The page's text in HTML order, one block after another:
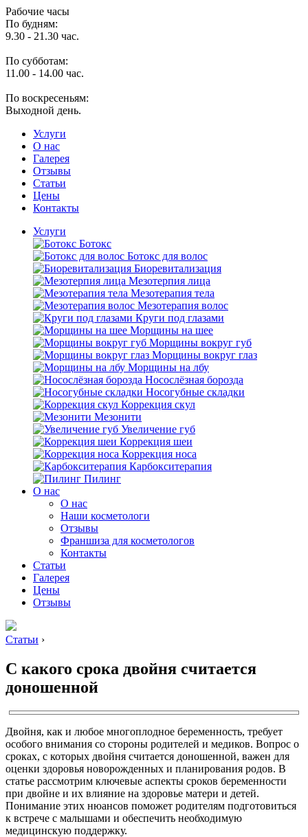
Рабочие часы
По будням:
9.30 - 21.30 час.
По субботам:
11.00 - 14.00 час.
По воскресеньям:
Выходной день.
Услуги
O нас
Галерея
Отзывы
Статьи
Цены
Контакты
Услуги
Ботокс
Ботокс для волос
Биоревитализация
Мезотерпия лица
Мезотерапия тела
Мезотерапия волос
Круги под глазами
Морщины на шее
Морщины вокруг губ
Морщины вокруг глаз
Морщины на лбу
Носослёзная борозда
Носогубные складки
Коррекция скул
Мезонити
Увеличение губ
Коррекция шеи
Коррекция носа
Карбокситерапия
Пилинг
O нас
O нас
Наши косметологи
Отзывы
Франшиза для косметологов
Контакты
Статьи
Галерея
Цены
Отзывы
Статьи ›
С какого срока двойня считается
доношенной
Двойня, как и любое многоплодное беременность, требует
особого внимания со стороны родителей и медиков. Вопрос о
сроках, с которых двойня считается доношенной, важен для
оценки здоровья новорожденных и планирования родов. В
статье рассмотрим ключевые аспекты сроков беременности
при двойне и их влияние на здоровье матери и детей.
Понимание этих нюансов поможет родителям подготовиться
к встрече с малышами и обеспечить необходимую
медицинскую поддержку.